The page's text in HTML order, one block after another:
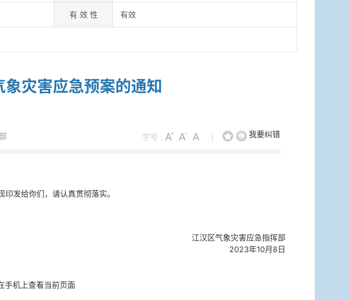
有 效 性 有效
灾害应急预案的通知
我要纠错
字号 :
发给你们，请认真贯彻落实。
江汉区气象灾害应急指挥部
2023年10月8日
手机上查看当前页面